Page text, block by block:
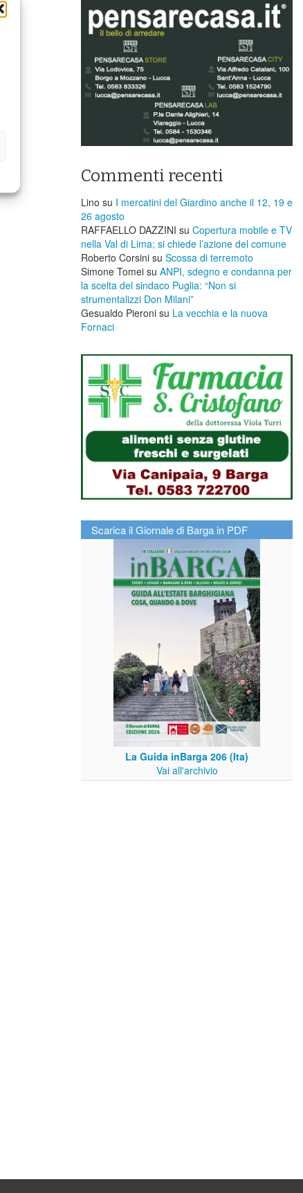
Commenti recenti
Lino su I mercatini del Giardino anche il 12, 19 e
26 agosto
RAFFAELLO DAZZINI su ​Copertura mobile e TV
nella Val di Lima; si chiede l’azione del comune
Roberto Corsini su Scossa di terremoto
Simone Tomei su ANPI, sdegno e condanna per
la scelta del sindaco Puglia: “Non si
strumentalizzi Don Milani”
Gesualdo Pieroni su La vecchia e la nuova
Fornaci
Scarica il Giornale di Barga in PDF
La Guida inBarga 206 (Ita)
Vai all'archivio